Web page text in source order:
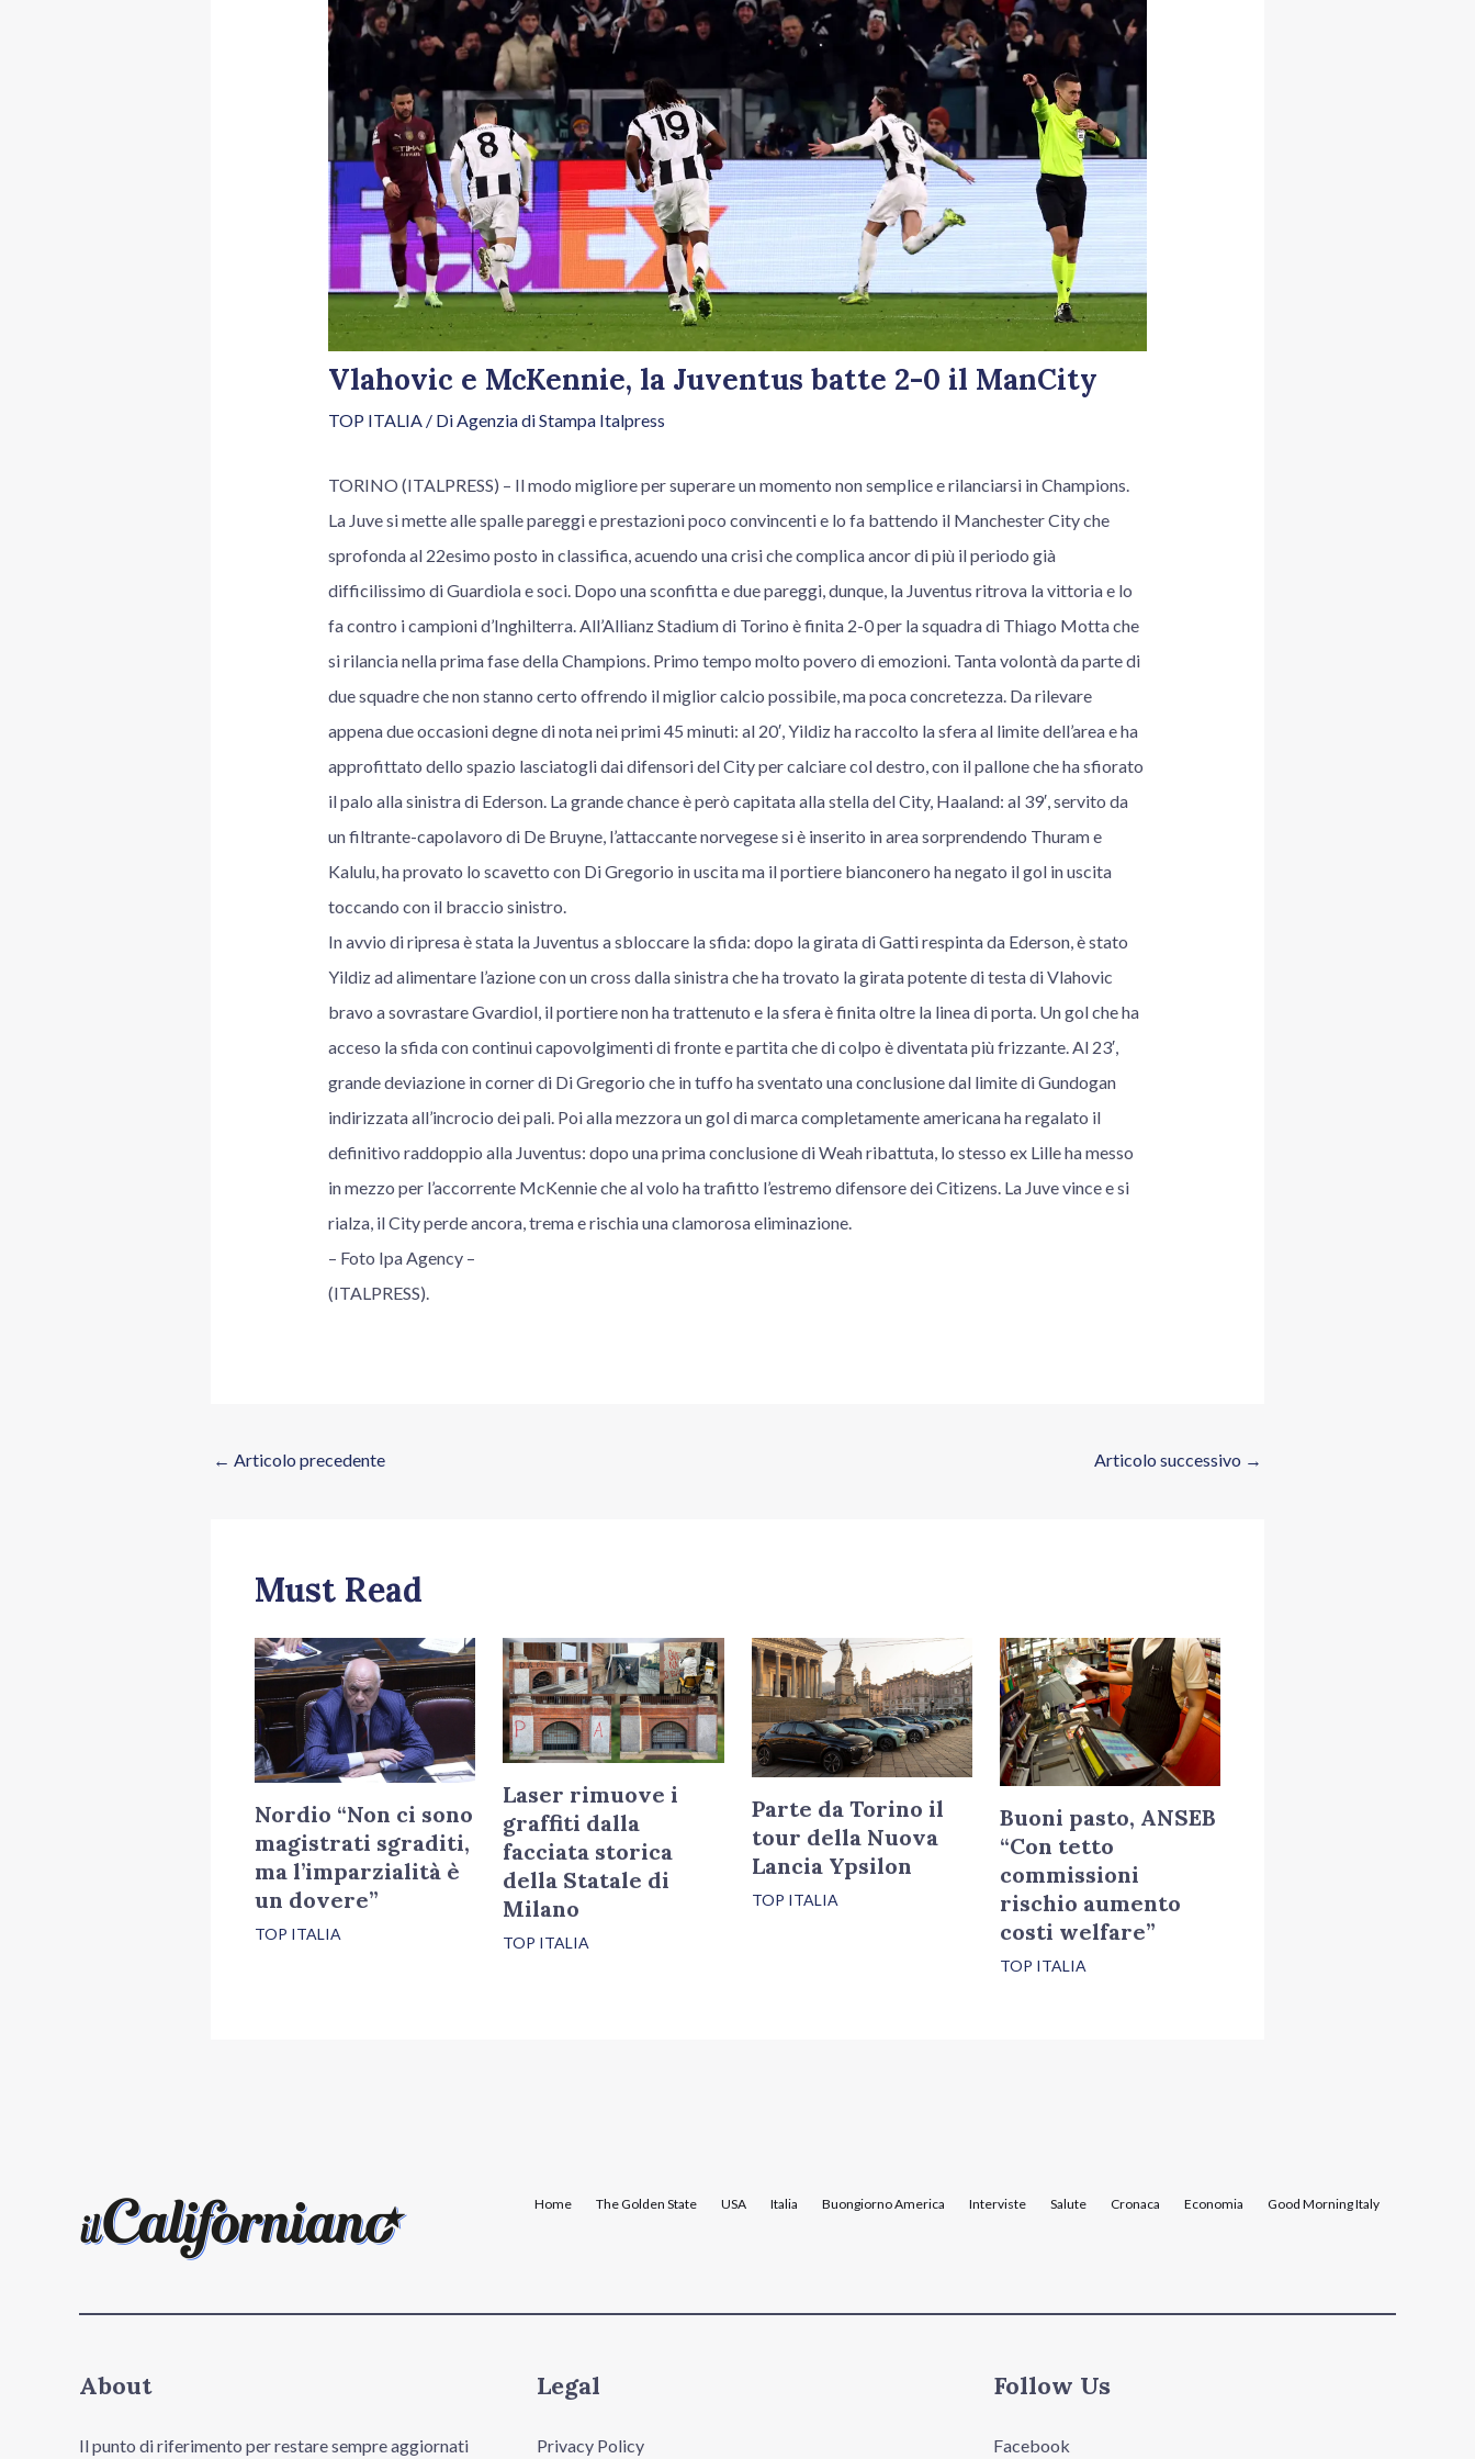
Vlahovic e McKennie, la Juventus batte 2-0 il ManCity
TOP ITALIA / Di Agenzia di Stampa Italpress
TORINO (ITALPRESS) – Il modo migliore per superare un momento non semplice e rilanciarsi in Champions.
La Juve si mette alle spalle pareggi e prestazioni poco convincenti e lo fa battendo il Manchester City che
sprofonda al 22esimo posto in classifica, acuendo una crisi che complica ancor di più il periodo già
difficilissimo di Guardiola e soci. Dopo una sconfitta e due pareggi, dunque, la Juventus ritrova la vittoria e lo
fa contro i campioni d’Inghilterra. All’Allianz Stadium di Torino è finita 2-0 per la squadra di Thiago Motta che
si rilancia nella prima fase della Champions. Primo tempo molto povero di emozioni. Tanta volontà da parte di
due squadre che non stanno certo offrendo il miglior calcio possibile, ma poca concretezza. Da rilevare
appena due occasioni degne di nota nei primi 45 minuti: al 20′, Yildiz ha raccolto la sfera al limite dell’area e ha
approfittato dello spazio lasciatogli dai difensori del City per calciare col destro, con il pallone che ha sfiorato
il palo alla sinistra di Ederson. La grande chance è però capitata alla stella del City, Haaland: al 39′, servito da
un filtrante-capolavoro di De Bruyne, l’attaccante norvegese si è inserito in area sorprendendo Thuram e
Kalulu, ha provato lo scavetto con Di Gregorio in uscita ma il portiere bianconero ha negato il gol in uscita
toccando con il braccio sinistro.
In avvio di ripresa è stata la Juventus a sbloccare la sfida: dopo la girata di Gatti respinta da Ederson, è stato
Yildiz ad alimentare l’azione con un cross dalla sinistra che ha trovato la girata potente di testa di Vlahovic
bravo a sovrastare Gvardiol, il portiere non ha trattenuto e la sfera è finita oltre la linea di porta. Un gol che ha
acceso la sfida con continui capovolgimenti di fronte e partita che di colpo è diventata più frizzante. Al 23′,
grande deviazione in corner di Di Gregorio che in tuffo ha sventato una conclusione dal limite di Gundogan
indirizzata all’incrocio dei pali. Poi alla mezzora un gol di marca completamente americana ha regalato il
definitivo raddoppio alla Juventus: dopo una prima conclusione di Weah ribattuta, lo stesso ex Lille ha messo
in mezzo per l’accorrente McKennie che al volo ha trafitto l’estremo difensore dei Citizens. La Juve vince e si
rialza, il City perde ancora, trema e rischia una clamorosa eliminazione.
– Foto Ipa Agency –
(ITALPRESS).
← Articolo precedente Articolo successivo →
Must Read
Nordio “Non ci sono
magistrati sgraditi,
ma l’imparzialità è
un dovere”
TOP ITALIA
Laser rimuove i
graffiti dalla
facciata storica
della Statale di
Milano
TOP ITALIA
Parte da Torino il
tour della Nuova
Lancia Ypsilon
TOP ITALIA
Buoni pasto, ANSEB
“Con tetto
commissioni
rischio aumento
costi welfare”
TOP ITALIA
Home The Golden State USA Italia Buongiorno America Interviste Salute Cronaca Economia Good Morning Italy
About
Il punto di riferimento per restare sempre aggiornati
Legal
Privacy Policy
Follow Us
Facebook